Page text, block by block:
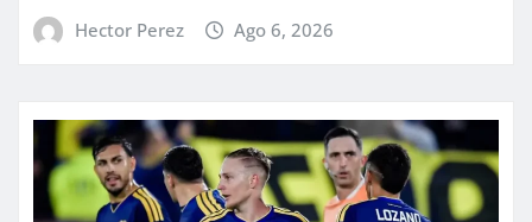
Hector Perez Ago 6, 2026